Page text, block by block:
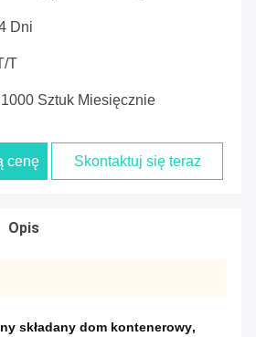
Dni
T
1000 Sztuk Miesięcznie
cenę Skontaktuj się teraz
Opis
składany dom kontenerowy,